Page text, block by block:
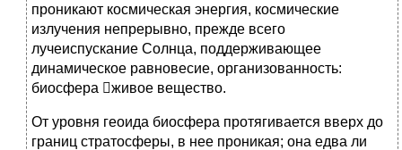
проникают космическая энергия, космические
излучения непрерывно, прежде всего
лучеиспускание Солнца, поддерживающее
динамическое равновесие, организованность:
биосфера живое вещество.
От уровня геоида биосфера протягивается вверх до
границ стратосферы, в нее проникая; она едва ли